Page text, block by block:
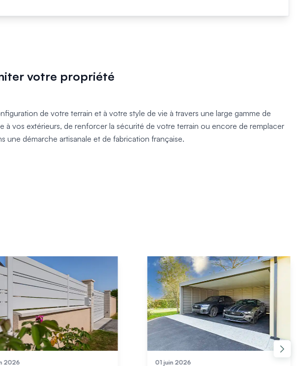
votre propriété
de votre terrain et à votre style de vie à travers une large gamme de
vos extérieurs, de renforcer la sécurité de votre terrain ou encore de remplacer
une démarche artisanale et de fabrication française.
2026 17 juillet 2026